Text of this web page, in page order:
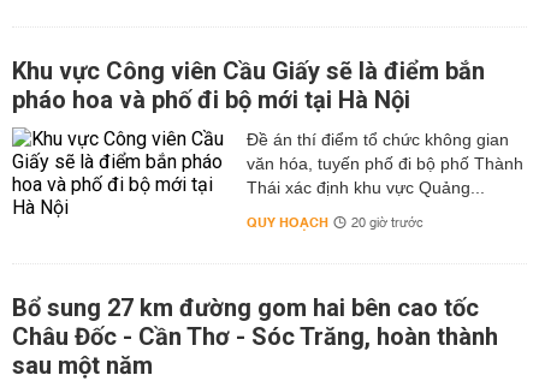
Khu vực Công viên Cầu Giấy sẽ là điểm bắn
pháo hoa và phố đi bộ mới tại Hà Nội
Đề án thí điểm tổ chức không gian
văn hóa, tuyến phố đi bộ phố Thành
Thái xác định khu vực Quảng...
QUY HOẠCH 20 giờ trước
Bổ sung 27 km đường gom hai bên cao tốc
Châu Đốc - Cần Thơ - Sóc Trăng, hoàn thành
sau một năm